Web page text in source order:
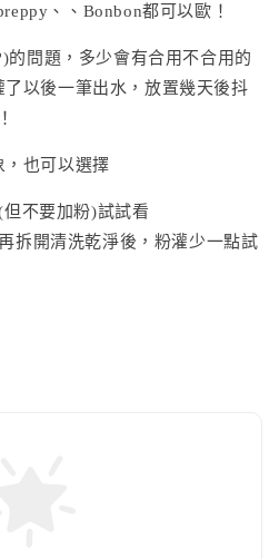
、、Bonbon都可以歐！
的問題，多少會有合用不合用的
以後一筆出水，放置幾天後抖
也可以選擇
不要加粉)試試看
拆開清洗乾淨後，粉灌少一點試